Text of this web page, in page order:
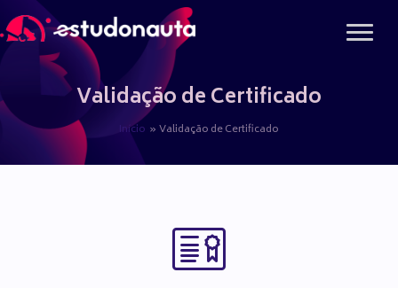
para
conteúdoValidação de Certificado
Início Validação de Certificado